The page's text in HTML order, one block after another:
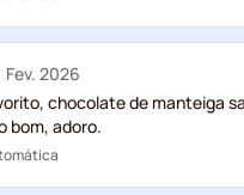
Fev. 2026
chocolate de manteiga
bom, adoro.